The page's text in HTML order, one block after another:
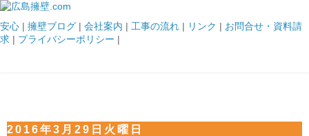
安心 | 擁壁ブログ | 会社案内 | 工事の流れ | リンク | お問合せ・資料請
求 | プライバシーポリシー |
2016年3月29日火曜日